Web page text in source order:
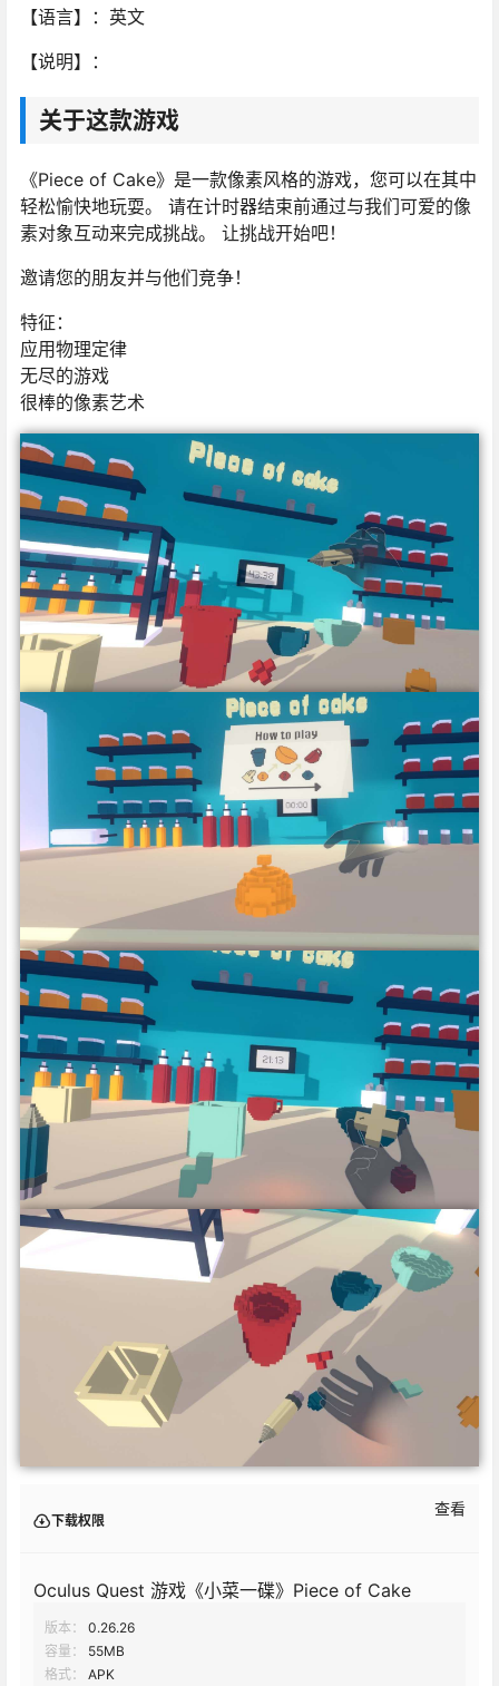
【语言】：英文
【说明】：
关于这款游戏
《Piece of Cake》是一款像素风格的游戏，您可以在其中
轻松愉快地玩耍。 请在计时器结束前通过与我们可爱的像
素对象互动来完成挑战。 让挑战开始吧！
邀请您的朋友并与他们竞争！
特征：
应用物理定律
无尽的游戏
很棒的像素艺术
下载权限
查看
Oculus Quest 游戏《小菜一碟》Piece of Cake
版本：
0.26.26
容量：
55MB
格式：
APK